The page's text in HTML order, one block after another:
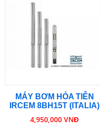
MÁY BƠM HỎA TIỄN
IRCEM 8BH15T (ITALIA)
4,950,000 VNĐ